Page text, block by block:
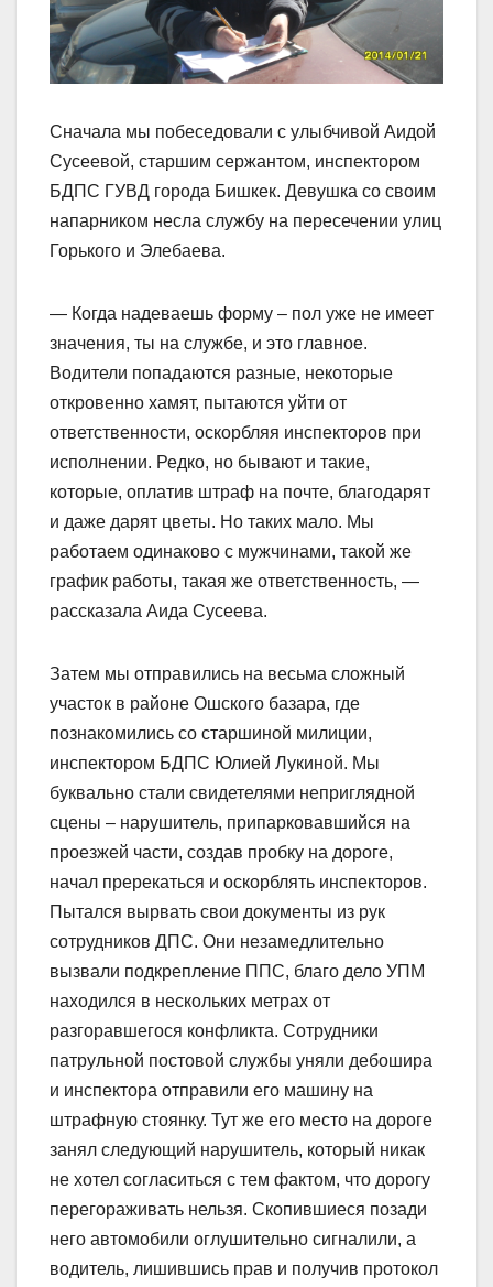
Сначала мы побеседовали с улыбчивой Аидой
Сусеевой, старшим сержантом, инспектором
БДПС ГУВД города Бишкек. Девушка со своим
напарником несла службу на пересечении улиц
Горького и Элебаева.
— Когда надеваешь форму – пол уже не имеет
значения, ты на службе, и это главное.
Водители попадаются разные, некоторые
откровенно хамят, пытаются уйти от
ответственности, оскорбляя инспекторов при
исполнении. Редко, но бывают и такие,
которые, оплатив штраф на почте, благодарят
и даже дарят цветы. Но таких мало. Мы
работаем одинаково с мужчинами, такой же
график работы, такая же ответственность, —
рассказала Аида Сусеева.
Затем мы отправились на весьма сложный
участок в районе Ошского базара, где
познакомились со старшиной милиции,
инспектором БДПС Юлией Лукиной. Мы
буквально стали свидетелями неприглядной
сцены – нарушитель, припарковавшийся на
проезжей части, создав пробку на дороге,
начал пререкаться и оскорблять инспекторов.
Пытался вырвать свои документы из рук
сотрудников ДПС. Они незамедлительно
вызвали подкрепление ППС, благо дело УПМ
находился в нескольких метрах от
разгоравшегося конфликта. Сотрудники
патрульной постовой службы уняли дебошира
и инспектора отправили его машину на
штрафную стоянку. Тут же его место на дороге
занял следующий нарушитель, который никак
не хотел согласиться с тем фактом, что дорогу
перегораживать нельзя. Скопившиеся позади
него автомобили оглушительно сигналили, а
водитель, лишившись прав и получив протокол